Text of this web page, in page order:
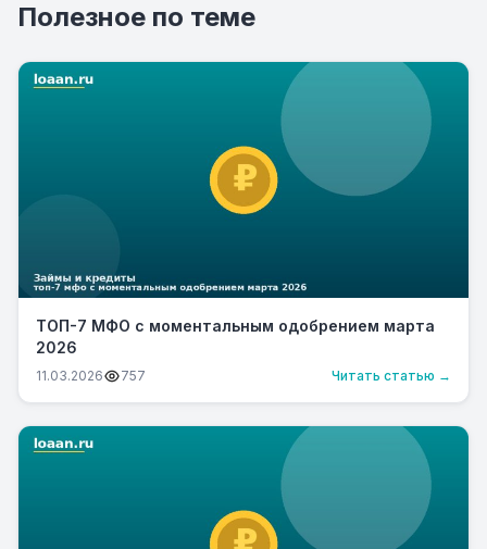
Полезное по теме
ТОП-7 МФО с моментальным одобрением марта
2026
11.03.2026 757 Читать статью →